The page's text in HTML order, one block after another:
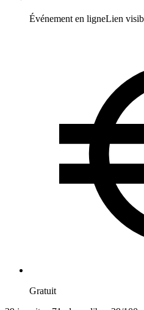
Événement en ligneLien
Gratuit